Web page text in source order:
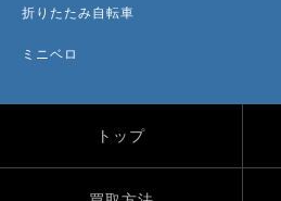
折りたたみ自転車
ミニベロ
トップ